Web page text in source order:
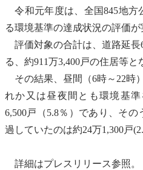
令和元年度は、全国845地方
る環境基準の達成状況の評価が
評価対象の合計は、道路延長
る、約911万3,400戸の住居等と
その結果、昼間（6時～22時
れか又は昼夜間とも環境基準
6,500戸（5.8％）であり、その
過していたのは約24万1,300戸
詳細はプレスリリース参照。